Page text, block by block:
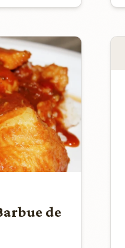
de